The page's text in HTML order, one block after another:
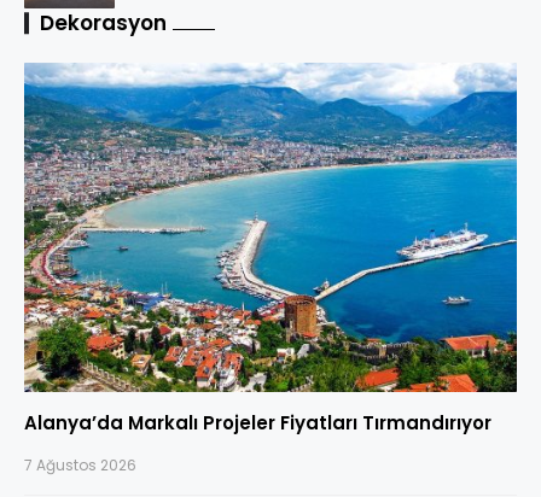
Dekorasyon
Alanya’da Markalı Projeler Fiyatları Tırmandırıyor
7 Ağustos 2026